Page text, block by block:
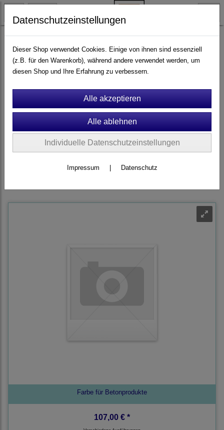
Sortierung wählen
Filter
Wir laden Sie herzlich dazu ein, sich als Kunde(privat, geschäftlich
bei uns zu registrieren
können.
und die Möglichkeit, auf Rechnung
Farbe für Betonprodukte
107,00 € *
Datenschutzeinstellungen
Dieser Shop verwendet Cookies. Einige von ihnen sind essenziell
(z.B. für den Warenkorb), während andere verwendet werden, um
diesen Shop und Ihre Erfahrung zu verbessern.
Individuelle Datenschutzeinstellungen
Impressum Datenschutz